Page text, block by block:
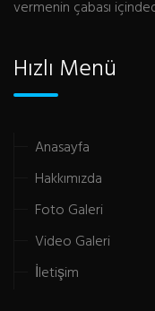
vermenin çabası
Hızlı Menü
Anasayfa
Hakkımızda
Foto Galeri
Video Galeri
İletişim